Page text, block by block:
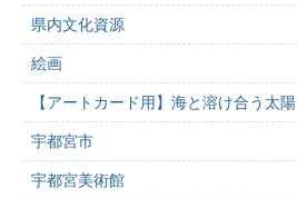
県内文化資源
絵画
【アートカード用】海と溶け合う太陽
宇都宮市
宇都宮美術館